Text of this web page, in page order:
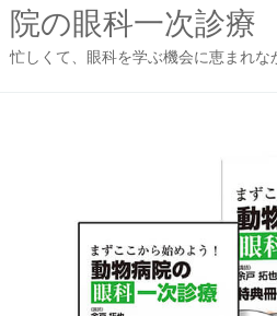
院の眼科一次診療
忙しくて、眼科を学ぶ機会に恵まれな